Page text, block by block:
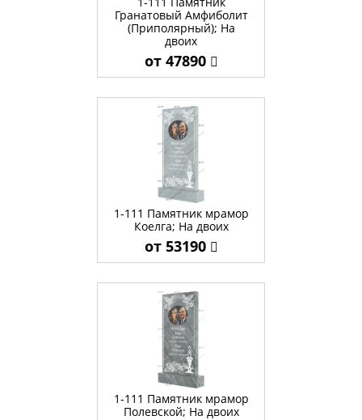
Гранатовый Амфиболит
(Приполярный); На
двоих
от 47890
1-111 Памятник мрамор
Коелга; На двоих
от 53190
1-111 Памятник мрамор
Полевской; На двоих